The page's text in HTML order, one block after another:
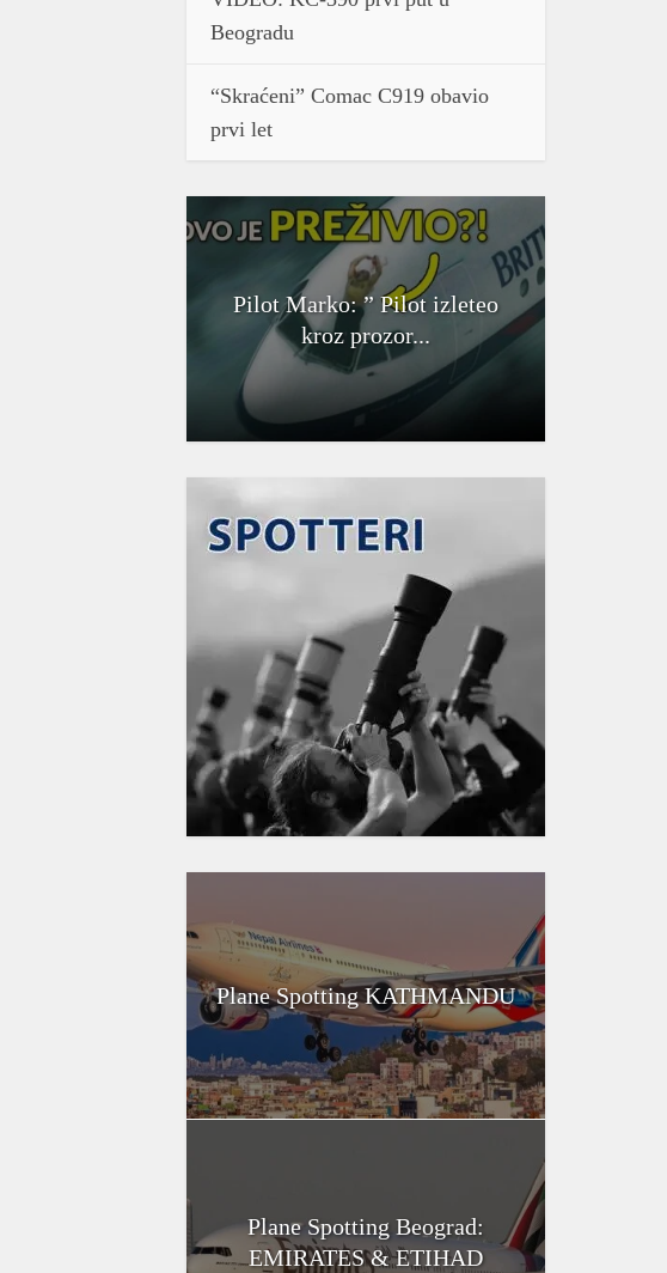
Beogradu
“Skraćeni” Comac C919 obavio
prvi let
Pilot Marko: ” Pilot izleteo
kroz prozor...
Plane Spotting KATHMANDU
Plane Spotting Beograd:
EMIRATES & ETIHAD